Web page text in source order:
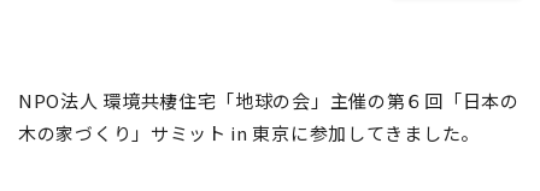
NPO法人 環境共棲住宅「地球の会」主催の第６回「日本の
木の家づくり」サミット in 東京に参加してきました。